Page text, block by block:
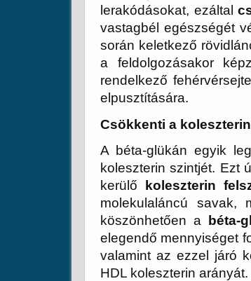
lerakódásokat, ezáltal
vastagbél egészségét
során keletkező
a feldolgozásakor
rendelkező
elpusztítására.
Csökkenti a
A béta-glükán egyik
koleszterin szintjét. Ezt
kerülő koleszterin
molekulaláncú savak,
köszönhetően a béta-
elegendő mennyiséget
valamint az ezzel járó
HDL koleszterin arányát.